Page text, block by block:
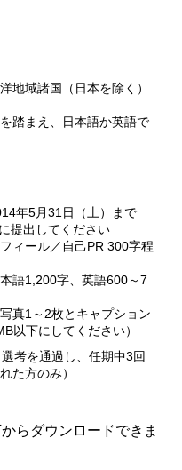
地域諸国（日本を除く）
踏まえ、日本語か英語で
年5月31日（土）まで
提出してください
ィール／自己PR 300字程
語1,200字、英語600～7
真1～2枚とキャプション
以下にしてください）
考を通過し、任期中3回
た方のみ）
らダウンロードできま